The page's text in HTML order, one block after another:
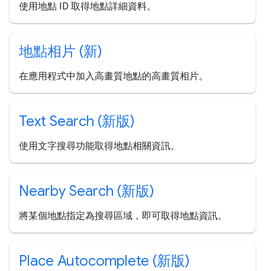
使用地點 ID 取得地點詳細資料。
地點相片 (新)
在應用程式中加入高畫質地點的高畫質相片。
Text Search (新版)
使用文字搜尋功能取得地點相關資訊。
Nearby Search (新版)
將某個地點指定為搜尋區域，即可取得地點資訊。
Place Autocomplete (新版)